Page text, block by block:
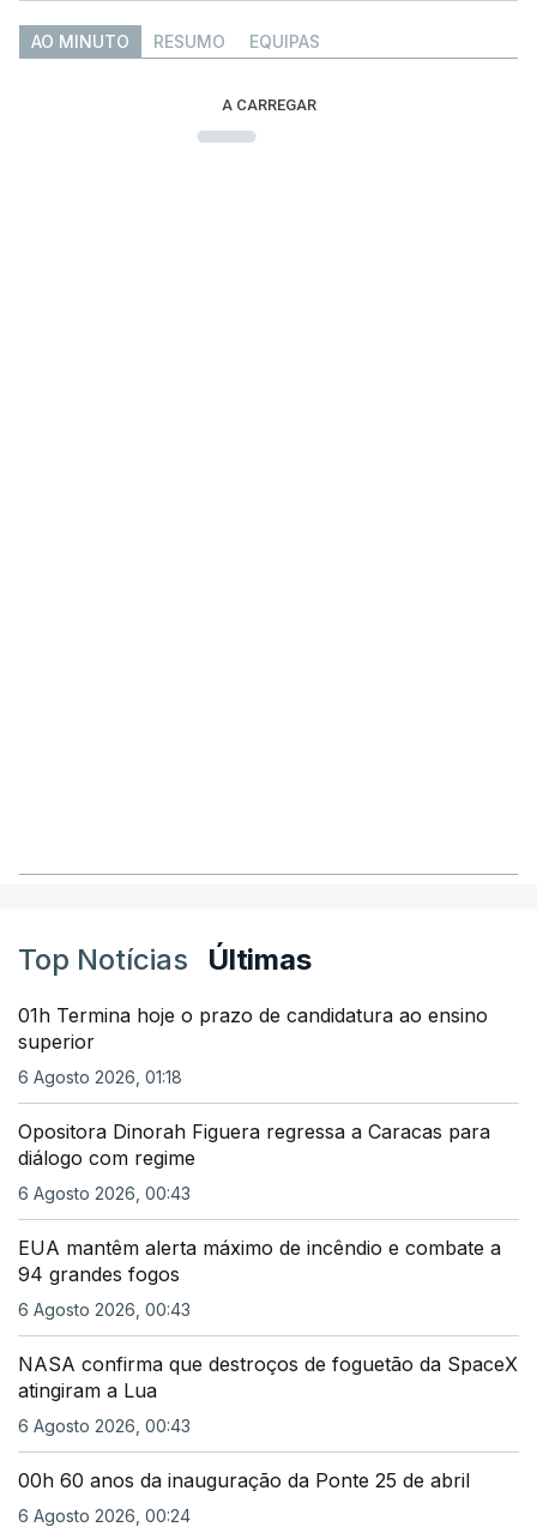
AO MINUTO RESUMO EQUIPAS
A CARREGAR
Top Notícias Últimas
01h Termina hoje o prazo de candidatura ao ensino
superior
6 Agosto 2026, 01:18
Opositora Dinorah Figuera regressa a Caracas para
diálogo com regime
6 Agosto 2026, 00:43
EUA mantêm alerta máximo de incêndio e combate a
94 grandes fogos
6 Agosto 2026, 00:43
NASA confirma que destroços de foguetão da SpaceX
atingiram a Lua
6 Agosto 2026, 00:43
00h 60 anos da inauguração da Ponte 25 de abril
6 Agosto 2026, 00:24